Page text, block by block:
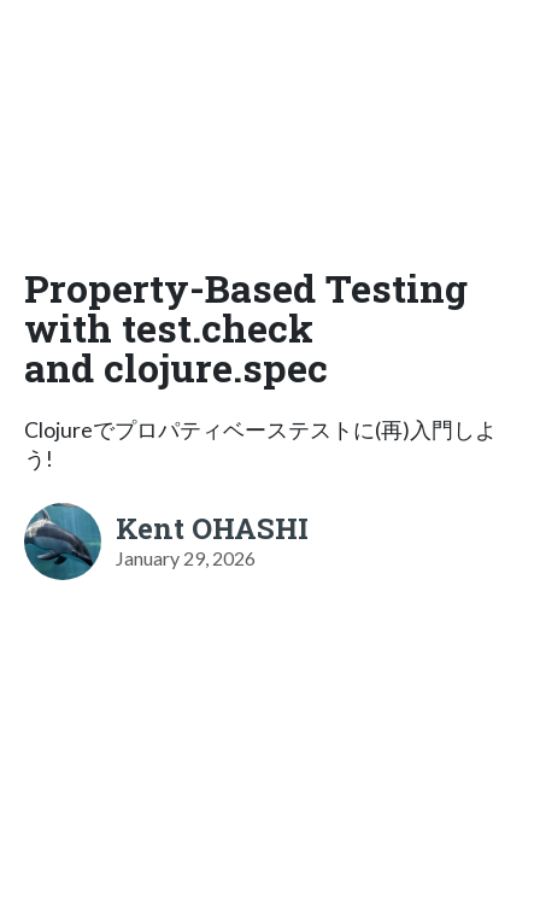
Property-Based Testing
with test.check
and clojure.spec
Clojureでプロパティベーステストに(再)入門しよ
う!
Kent OHASHI
January 29, 2026